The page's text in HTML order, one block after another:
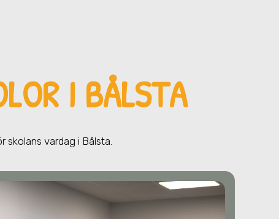
I BÅLSTA
skolans vardag i Bålsta.